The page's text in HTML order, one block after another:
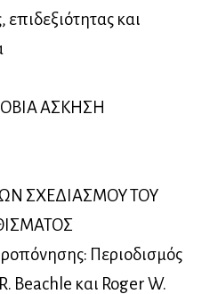
και
ΑΣΚΗΣΗ
ΣΧΕΔΙΑΣΜΟΥ ΤΟΥ
Περιοδισμός
Beachle και Roger W.